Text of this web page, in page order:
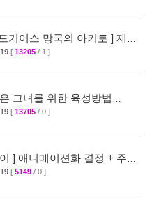
기어스 망국의 아키토 ] 제3
영상 공개
[ 13205 / 1 ]
그녀를 위한 육성방법
캐릭터 소개 영상 공개
[ 13705 / 0 ]
] 애니메이션화 결정 + 주요
[ 5149 / 0 ]